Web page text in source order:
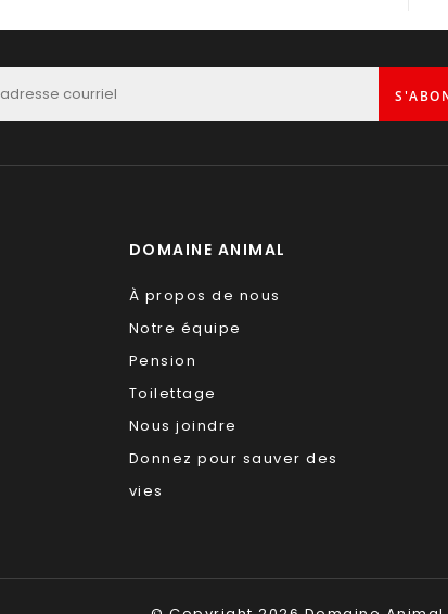
DOMAINE ANIMAL
À propos de nous
Notre équipe
Pension
Toilettage
Nous joindre
Donnez pour sauver des
vies